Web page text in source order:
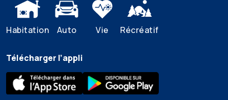
Habitation Auto Vie Récréatif
Télécharger l’appli